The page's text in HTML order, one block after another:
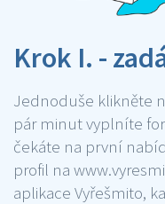
Krok I. -
Jednoduše klikněte
pár minut vyplníte
čekáte na první
profil na
aplikace Vyřešmito,